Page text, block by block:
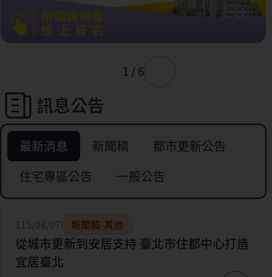
1 / 6
訊息公告
最新消息 新聞稿
都市更新公告
住宅專區公告
一般公告
115/08/07 新聞稿-其他
從城市更新到安居支持 臺北市住都中心打造
宜居臺北